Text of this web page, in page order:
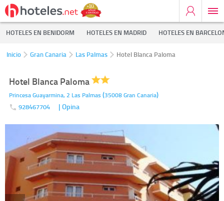
HOTELES EN BENIDORM HOTELES EN MADRID HOTELES EN
Inicio Gran Canaria Las Palmas Hotel Blanca Paloma
Hotel Blanca Paloma
Princesa Guayarmina, 2 Las Palmas (35008Gran Canaria)
928467704 | Opina